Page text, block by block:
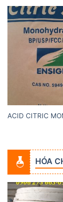
ACID CITRIC
HÓA